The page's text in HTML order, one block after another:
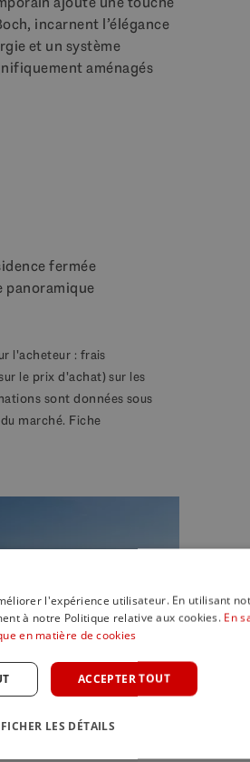
incarnent l’élégance
et un système
aménagés
fermée
panoramique
l'acheteur : frais
le prix d'achat) sur les
sont données sous
marché. Fiche
23 Photos
l'expérience utilisateur. En utilisant
à notre Politique relative aux cookies. En
en matière de cookies
ACCEPTER TOUT
LES DÉTAILS